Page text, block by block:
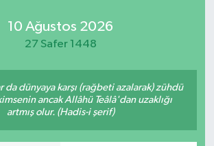
10 Ağustos 2026
27 Safer 1448
da dünyaya karşı (rağbeti azalarak) zühdü
ancak Allâhü Teâlâ'dan uzaklığı
artmış olur. (Hadis-i şerif)